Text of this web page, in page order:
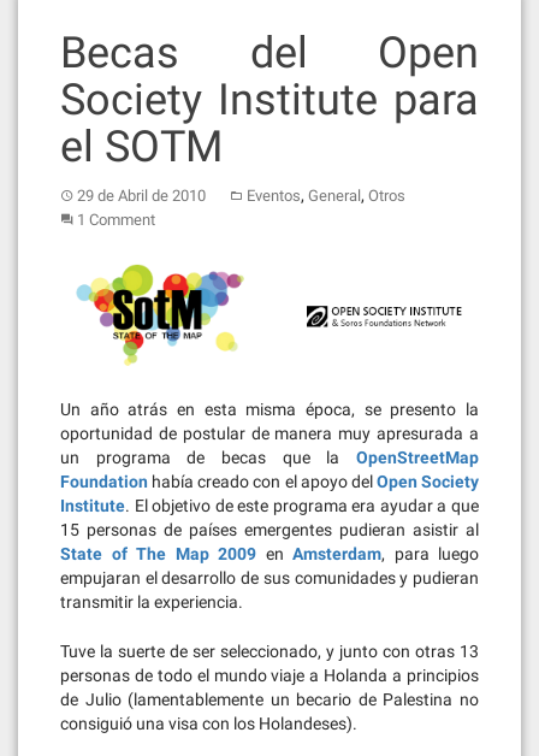
Becas del Open
Society Institute para
el SOTM
29 de Abril de 2010 Eventos, General, Otros
1 Comment
Un año atrás en esta misma época, se presento la
oportunidad de postular de manera muy apresurada a
un programa de becas que la OpenStreetMap
Foundation había creado con el apoyo delOpen Society
Institute. El objetivo de este programa era ayudar a que
15 personas de países emergentes pudieran asistir al
State of The Map 2009 en Amsterdam, para luego
empujaran el desarrollo de sus comunidades y pudieran
transmitir la experiencia.
Tuve la suerte de ser seleccionado, y junto con otras 13
personas de todo el mundo viaje a Holanda a principios
de Julio (lamentablemente un becario de Palestina no
consiguió una visa con los Holandeses).